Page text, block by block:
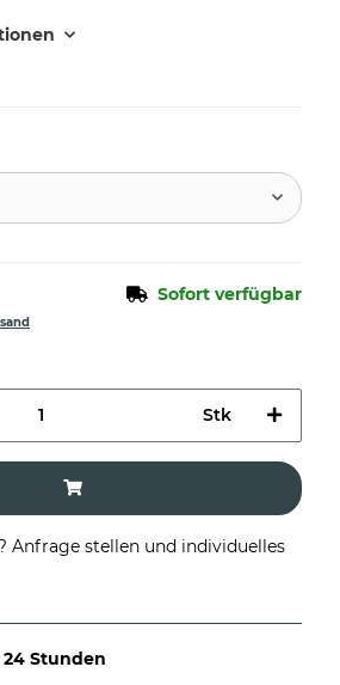
Sofort verfügbar
Stk
Anfrage stellen und individuelles
Stunden